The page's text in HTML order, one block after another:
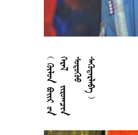










































 